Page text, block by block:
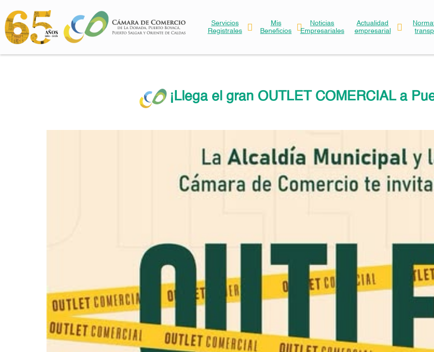
Servicios
Registrales
Mis
Beneficios
Noticias
Empresariales
Actualidad
empresarial
¡Llega el gran OUTLET COMERCIAL a